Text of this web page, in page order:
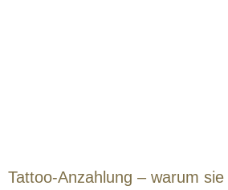
Tattoo-Anzahlung – warum